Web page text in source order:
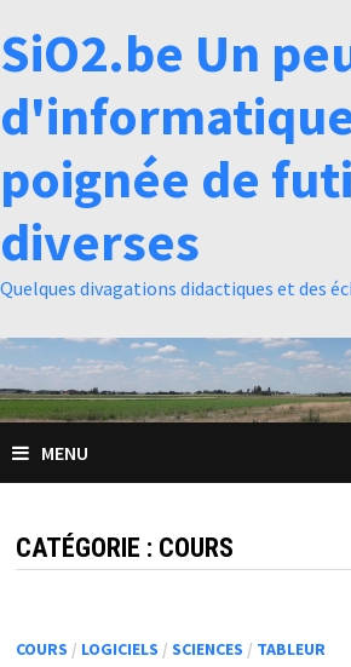
au
contenu
SiO2.be Un
poignée de
diverses
Quelques divagations didactiques et des
MENU
CATÉGORIE : COURS
COURS / LOGICIELS / SCIENCES / TABLEUR